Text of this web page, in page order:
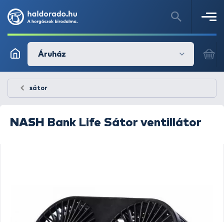
Áruház
sátor
NASH Bank Life Sátor ventillátor